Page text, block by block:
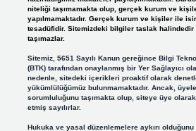
niteliği taşımamakta olup, gerçek kurum ve
yapılmamaktadır. Gerçek kurum ve kişiler ile
tesadüfidir. Sitemizdeki bilgiler taslak
taşımazlar.
Sitemiz, 5651 Sayılı Kanun gereğince Bilgi
(BTK) tarafından onaylanmış bir Yer Sağlayıcı
nedenle, sitedeki içerikleri proaktif olarak
yükümlülüğümüz bulunmamaktadır. Ancak,
sorumluluğunu taşımakta olup, siteye üye
etmiş sayılırlar.
Hukuka ve yasal düzenlemelere aykırı